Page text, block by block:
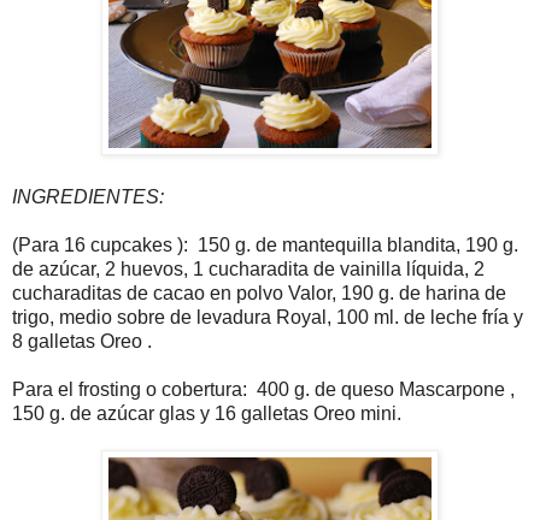
INGREDIENTES:
(Para 16 cupcakes ): 150 g. de mantequilla blandita, 190 g.
de azúcar, 2 huevos, 1 cucharadita de vainilla líquida, 2
cucharaditas de cacao en polvo Valor, 190 g. de harina de
trigo, medio sobre de levadura Royal, 100 ml. de leche fría y
8 galletas Oreo .
Para el frosting o cobertura: 400 g. de queso Mascarpone ,
150 g. de azúcar glas y 16 galletas Oreo mini.